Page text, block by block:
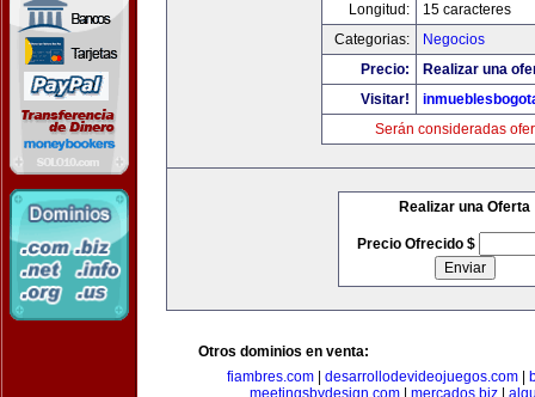
Longitud:
15 caracteres
Categorias:
Negocios
Precio:
Realizar una
Visitar!
Serán consideradas
Realizar una Oferta
Precio Ofrecido $
Otros dominios en venta:
fiambres.com| desarrollodevideojuegos.com|
meetingsbydesign.com| mercados.biz|